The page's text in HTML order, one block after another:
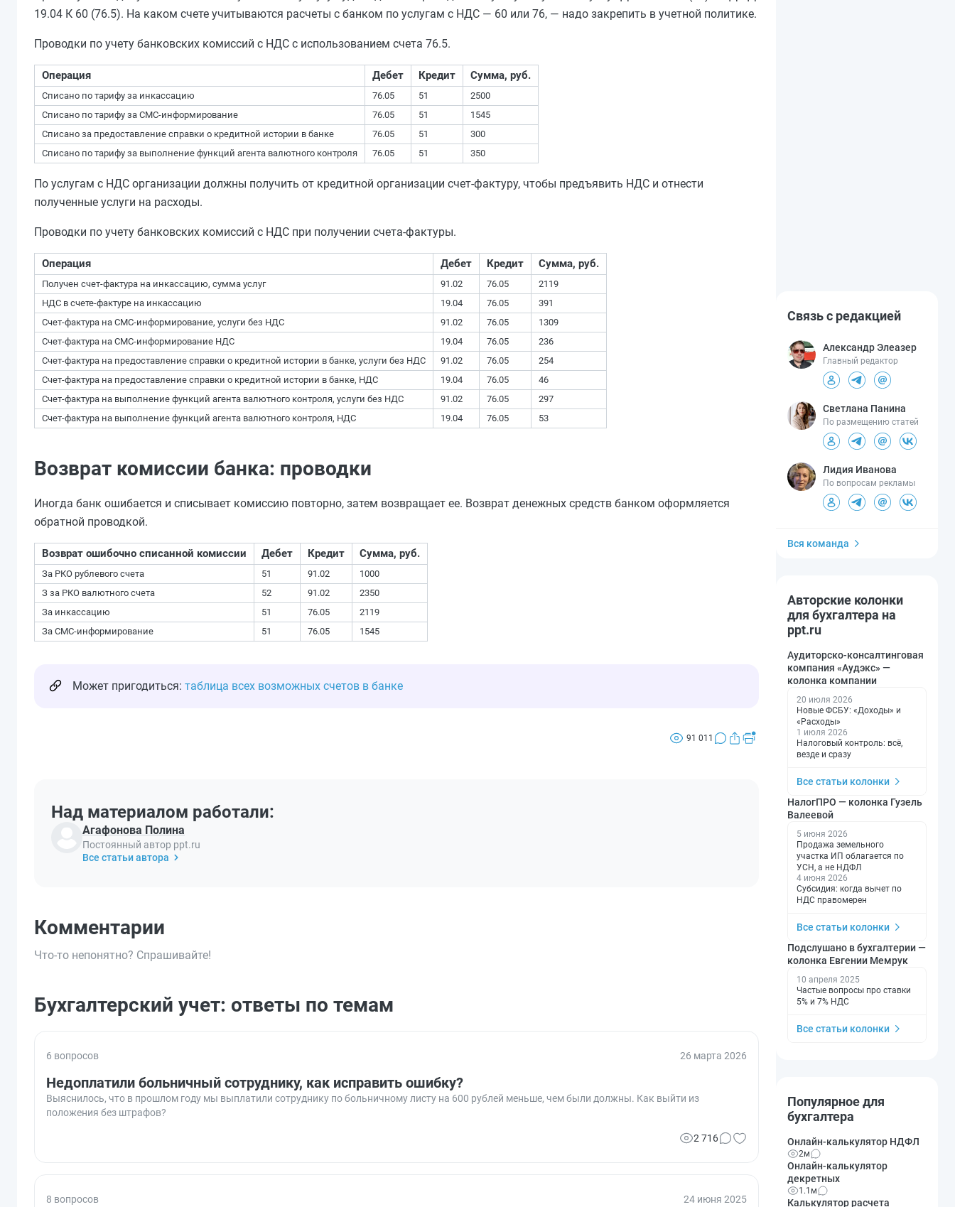
19.04 К 60 (76.5). На каком счете учитываются расчеты с банком по услугам с НДС — 60 или 76, — надо закрепить в учетной политике.
Проводки по учету банковских комиссий с НДС с использованием счета 76.5.
Операция Дебет Кредит Сумма, руб.
Списано по тарифу за инкассацию 76.05 51
2500
Списано по тарифу за СМС-информирование
76.05 51
1545
Списано за предоставление справки о кредитной истории в банке
76.05 51
300
Списано по тарифу за выполнение функций агента валютного контроля
76.05 51 350
По услугам с НДС организации должны получить от кредитной организации счет-фактуру, чтобы предъявить НДС и отнести
полученные услуги на расходы.
Проводки по учету банковских комиссий с НДС при получении счета-фактуры.
Операция Дебет Кредит Сумма, руб.
Получен счет-фактура на инкассацию, сумма услуг 91.02 76.05
2119
НДС в счете-фактуре на инкассацию
19.04 76.05
391
Счет-фактура на СМС-информирование, услуги без НДС
91.02 76.05
1309
Счет-фактура на СМС-информирование НДС
19.04 76.05
236
Счет-фактура на предоставление справки о кредитной истории в банке, услуги без НДС
91.02 76.05
254
Счет-фактура на предоставление справки о кредитной истории в банке, НДС
19.04 76.05
46
Счет-фактура на выполнение функций агента валютного контроля, услуги без НДС
91.02 76.05
297
Счет-фактура на выполнение функций агента валютного контроля, НДС
19.04 76.05 53
Возврат комиссии банка: проводки
Иногда банк ошибается и списывает комиссию повторно, затем возвращает ее. Возврат денежных средств банком оформляется
обратной проводкой.
Возврат ошибочно списанной комиссии Дебет Кредит Сумма, руб.
За РКО рублевого счета 51 91.02
1000
З за РКО валютного счета
52 91.02
2350
За инкассацию
51 76.05
2119
За СМС-информирование
51 76.05 1545
Может пригодиться: таблица всех возможных счетов в банке
91 011
Над материалом работали:
Агафонова Полина
Постоянный автор ppt.ru
Все статьи автора
Комментарии
Что-то непонятно? Спрашивайте!
Бухгалтерский учет: ответы по темам
6 вопросов 26 марта 2026
Недоплатили больничный сотруднику, как исправить ошибку?
Выяснилось, что в прошлом году мы выплатили сотруднику по больничному листу на 600 рублей меньше, чем были должны. Как выйти из
положения без штрафов?
2 716
8 вопросов 24 июня 2025
Связь с редакцией
Александр Элеазер
Главный редактор
Светлана Панина
По размещению статей
Лидия Иванова
По вопросам рекламы
Вся команда
Авторские колонки
для бухгалтера на
ppt.ru
Аудиторско-консалтинговая
компания «Аудэкс» —
колонка компании
20 июля 2026
Новые ФСБУ: «Доходы» и
«Расходы»
1 июля 2026
Налоговый контроль: всё,
везде и сразу
Все статьи колонки
НалогПРО — колонка Гузель
Валеевой
5 июня 2026
Продажа земельного
участка ИП облагается по
УСН, а не НДФЛ
4 июня 2026
Субсидия: когда вычет по
НДС правомерен
Все статьи колонки
Подслушано в бухгалтерии —
колонка Евгении Мемрук
10 апреля 2025
Частые вопросы про ставки
5% и 7% НДС
Все статьи колонки
Популярное для
бухгалтера
Онлайн-калькулятор НДФЛ
2м
Онлайн-калькулятор
декретных
1.1м
Калькулятор расчета